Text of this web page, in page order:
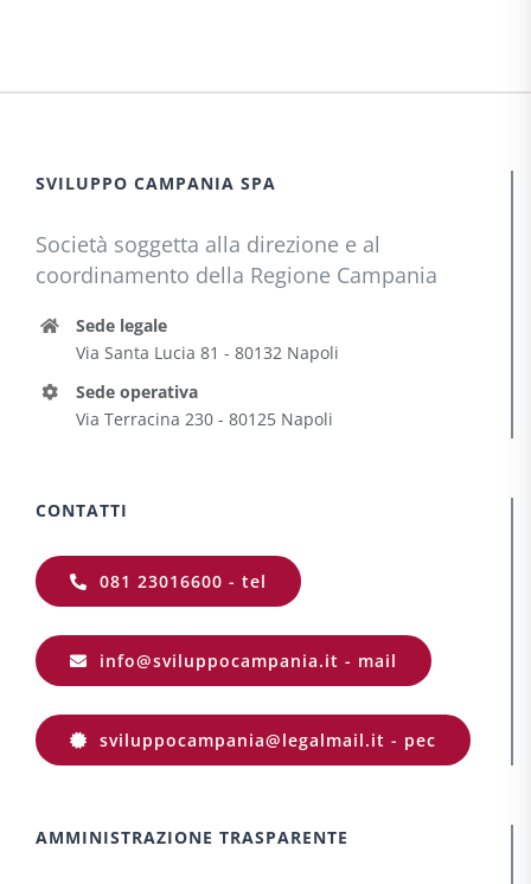
SVILUPPO CAMPANIA SPA
Società soggetta alla direzione e al
coordinamento della Regione Campania
Sede legale
Via Santa Lucia 81 - 80132 Napoli
Sede operativa
Via Terracina 230 - 80125 Napoli
CONTATTI
081 23016600 - tel
info@sviluppocampania.it - mail
sviluppocampania@legalmail.it - pec
AMMINISTRAZIONE TRASPARENTE